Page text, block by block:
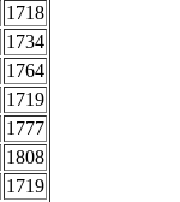
1718
1734
1764
1719
1777
1808
1719